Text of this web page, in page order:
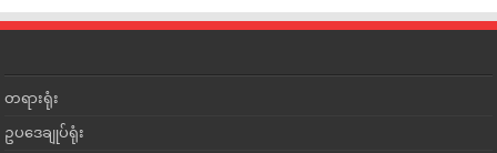
တရားရုံး
ဥပဒေချုပ်ရုံး